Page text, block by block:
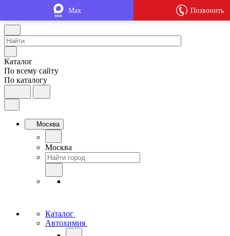
Каталог
По всему сайту
По каталогу
Москва
Москва
Каталог
Автохимия
Max Позвонить